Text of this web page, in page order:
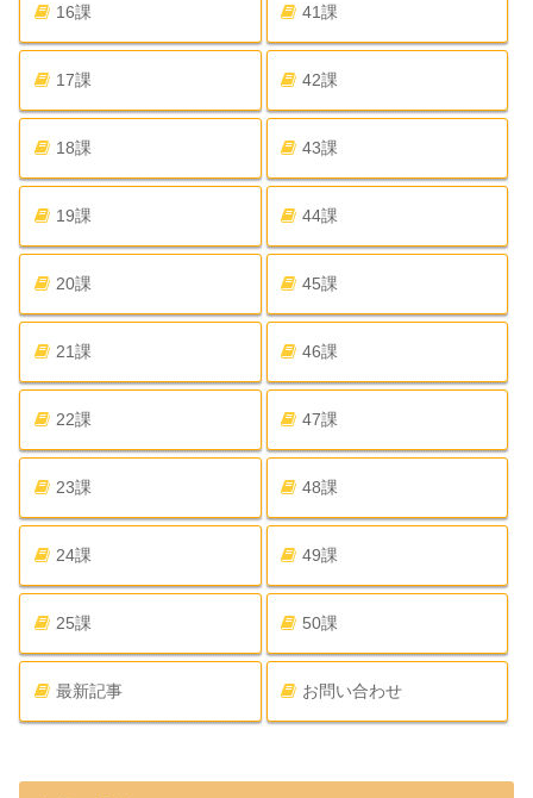
16課 41課
17課 42課
18課 43課
19課 44課
20課 45課
21課 46課
22課 47課
23課 48課
24課 49課
25課 50課
最新記事 お問い合わせ